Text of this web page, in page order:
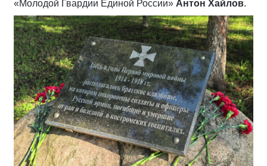
«Молодой Гвардии Единой России» Антон Хайлов.